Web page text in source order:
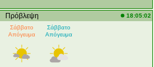
Πρόβλεψη
18:05:02
Σάββατο
Απόγευμα
Σάββατο
Απόγευμα